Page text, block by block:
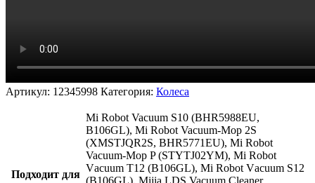
Артикул: 12345998 Категория: Колеса
Подходит для
Mi Robot Vacuum S10 (BHR5988EU,
B106GL), Mi Robot Vacuum-Mop 2S
(XMSTJQR2S, BHR5771EU), Mi Robot
Vacuum-Mop P (STYTJ02YM), Mi Rоbot
Vаcuum T12 (B106GL), Mi Rоbоt Vаcuum S12